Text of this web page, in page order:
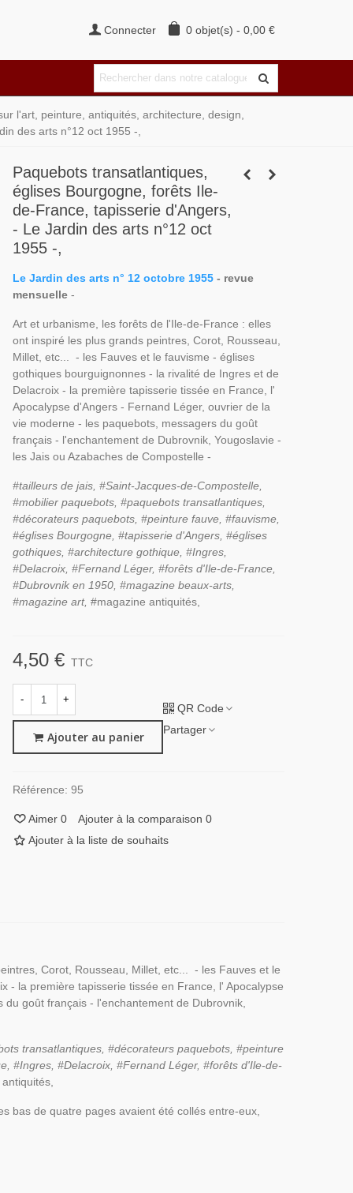
Connecter 0 objet(s) - 0,00 €
l'art, peinture, antiquités, architecture, design,
des arts n°12 oct 1955 -,
Paquebots transatlantiques,
églises Bourgogne, forêts Ile-
de-France, tapisserie d'Angers,
- Le Jardin des arts n°12 oct
1955 -,
Le Jardin des arts n° 12 octobre 1955- revue
mensuelle-
Art et urbanisme, les forêts de l'Ile-de-France : elles
ont inspiré les plus grands peintres, Corot, Rousseau,
Millet, etc... - les Fauves et le fauvisme - églises
gothiques bourguignonnes - la rivalité de Ingres et de
Delacroix - la première tapisserie tissée en France, l'
Apocalypse d'Angers - Fernand Léger, ouvrier de la
vie moderne - les paquebots, messagers du goût
français - l'enchantement de Dubrovnik, Yougoslavie -
les Jais ou Azabaches de Compostelle -
#tailleurs de jais, #Saint-Jacques-de-Compostelle,
#mobilier paquebots, #paquebots transatlantiques,
#décorateurs paquebots, #peinture fauve, #fauvisme,
#églises Bourgogne, #tapisserie d'Angers, #églises
gothiques, #architecture gothique, #Ingres,
#Delacroix, #Fernand Léger, #forêts d'Ile-de-France,
#Dubrovnik en 1950, #magazine beaux-arts,
#magazine art, #magazine antiquités,
4,50 € TTC
- +
Ajouter au panier
QR Code
Partager
Référence: 95
Aimer 0 Ajouter à la comparaison 0
Ajouter à la liste de souhaits
Corot, Rousseau, Millet, etc... - les Fauves et le
- la première tapisserie tissée en France, l' Apocalypse
goût français - l'enchantement de Dubrovnik,
transatlantiques, #décorateurs paquebots, #peinture
#Ingres, #Delacroix, #Fernand Léger, #forêts d'Ile-de-
bas de quatre pages avaient été collés entre-eux,